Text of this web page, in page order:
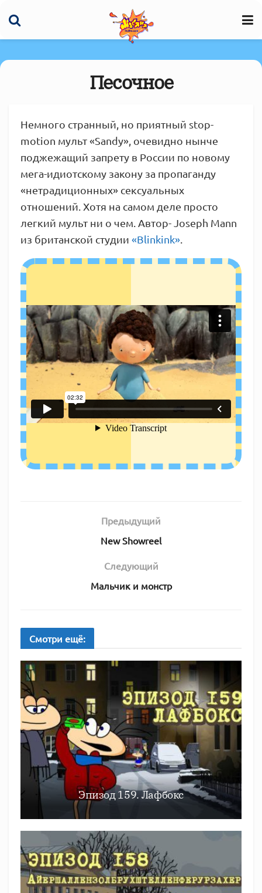
Песочное
Немного странный, но приятный stop-
motion мульт «Sandy», очевидно нынче
поджежащий запрету в России по новому
мега-идиотскому закону за пропаганду
«нетрадиционных» сексуальных
отношений. Хотя на самом деле просто
легкий мульт ни о чем. Автор- Joseph Mann
из британской студии «Blinkink»
Предыдущий
New Showreel
Следующий
Мальчик и монстр
Смотри ещё:
Эпизод 159. Лафбокс